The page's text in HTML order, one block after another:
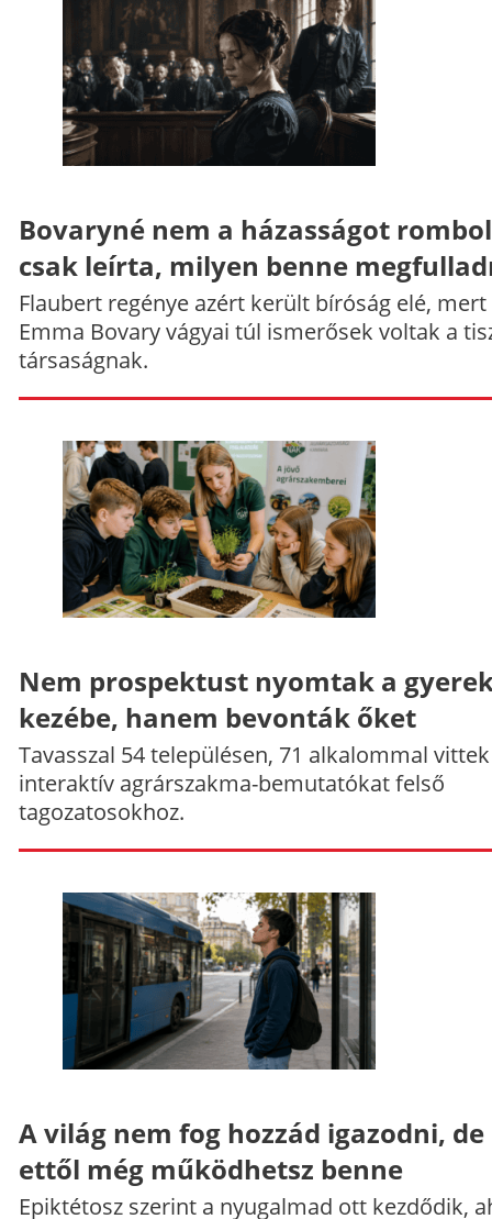
Bovaryné nem a házasságot
csak leírta, milyen benne
Flaubert regénye azért került bíróság elé, mert
Emma Bovary vágyai túl ismerősek voltak a
társaságnak.
Nem prospektust nyomtak a
kezébe, hanem bevonták őket
Tavasszal 54 településen, 71 alkalommal vittek
interaktív agrárszakma-bemutatókat felső
tagozatosokhoz.
A világ nem fog hozzád igazodni, de
ettől még működhetsz benne
Epiktétosz szerint a nyugalmad ott kezdődik,